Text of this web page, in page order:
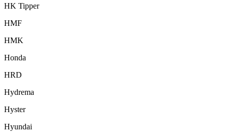
HK Tipper
HMF
HMK
Honda
HRD
Hydrema
Hyster
Hyundai